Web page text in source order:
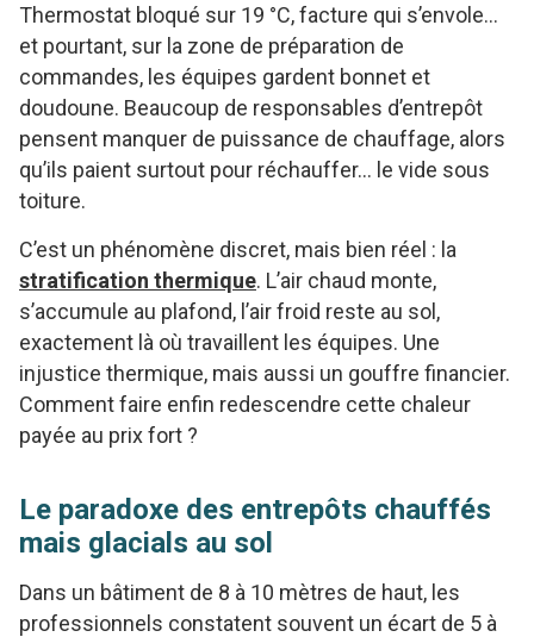
Thermostat bloqué sur 19 °C, facture qui s’envole…
et pourtant, sur la zone de préparation de
commandes, les équipes gardent bonnet et
doudoune. Beaucoup de responsables d’entrepôt
pensent manquer de puissance de chauffage, alors
qu’ils paient surtout pour réchauffer… le vide sous
toiture.
C’est un phénomène discret, mais bien réel : la
stratification thermique. L’air chaud monte,
s’accumule au plafond, l’air froid reste au sol,
exactement là où travaillent les équipes. Une
injustice thermique, mais aussi un gouffre financier.
Comment faire enfin redescendre cette chaleur
payée au prix fort ?
Le paradoxe des entrepôts chauffés
mais glacials au sol
Dans un bâtiment de 8 à 10 mètres de haut, les
professionnels constatent souvent un écart de 5 à